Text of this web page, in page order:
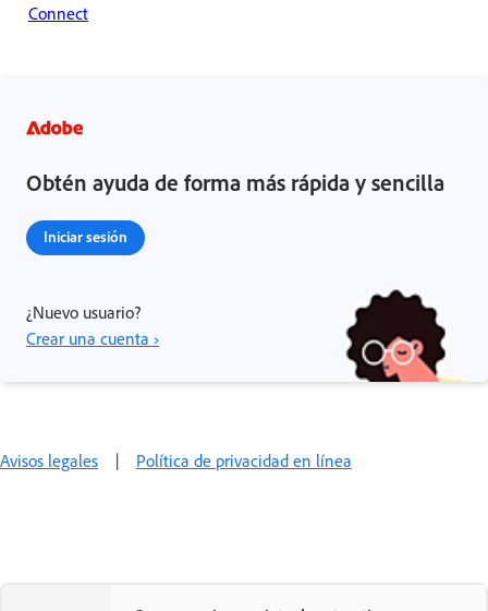
Connect
Obtén ayuda de forma más rápida y sencilla
Iniciar sesión
¿Nuevo usuario?
Crear una cuenta ›
Avisos legales | Política de privacidad en línea